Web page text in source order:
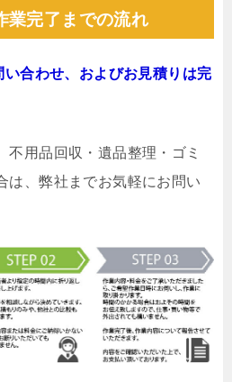
業完了までの流れ
い合わせ、およびお見積りは完
不用品回収・遺品整理・ゴミ
は、弊社までお気軽にお問い